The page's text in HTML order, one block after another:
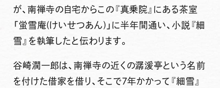
が、南禅寺の自宅からこの『真乗院』にある茶室
「蛍雪庵(けいせつあん)」に半年間通い、小説『細
雪』を執筆したと伝わります。
谷崎潤一郎は、南禅寺の近くの潺湲亭という名前
を付けた借家を借り、そこで7年かかって『細雪』